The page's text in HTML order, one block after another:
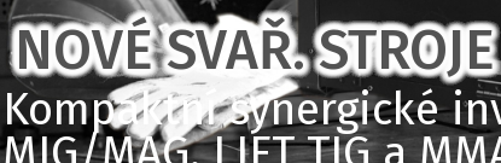
NOVÉ SVAŘ.
Kompaktní synergické